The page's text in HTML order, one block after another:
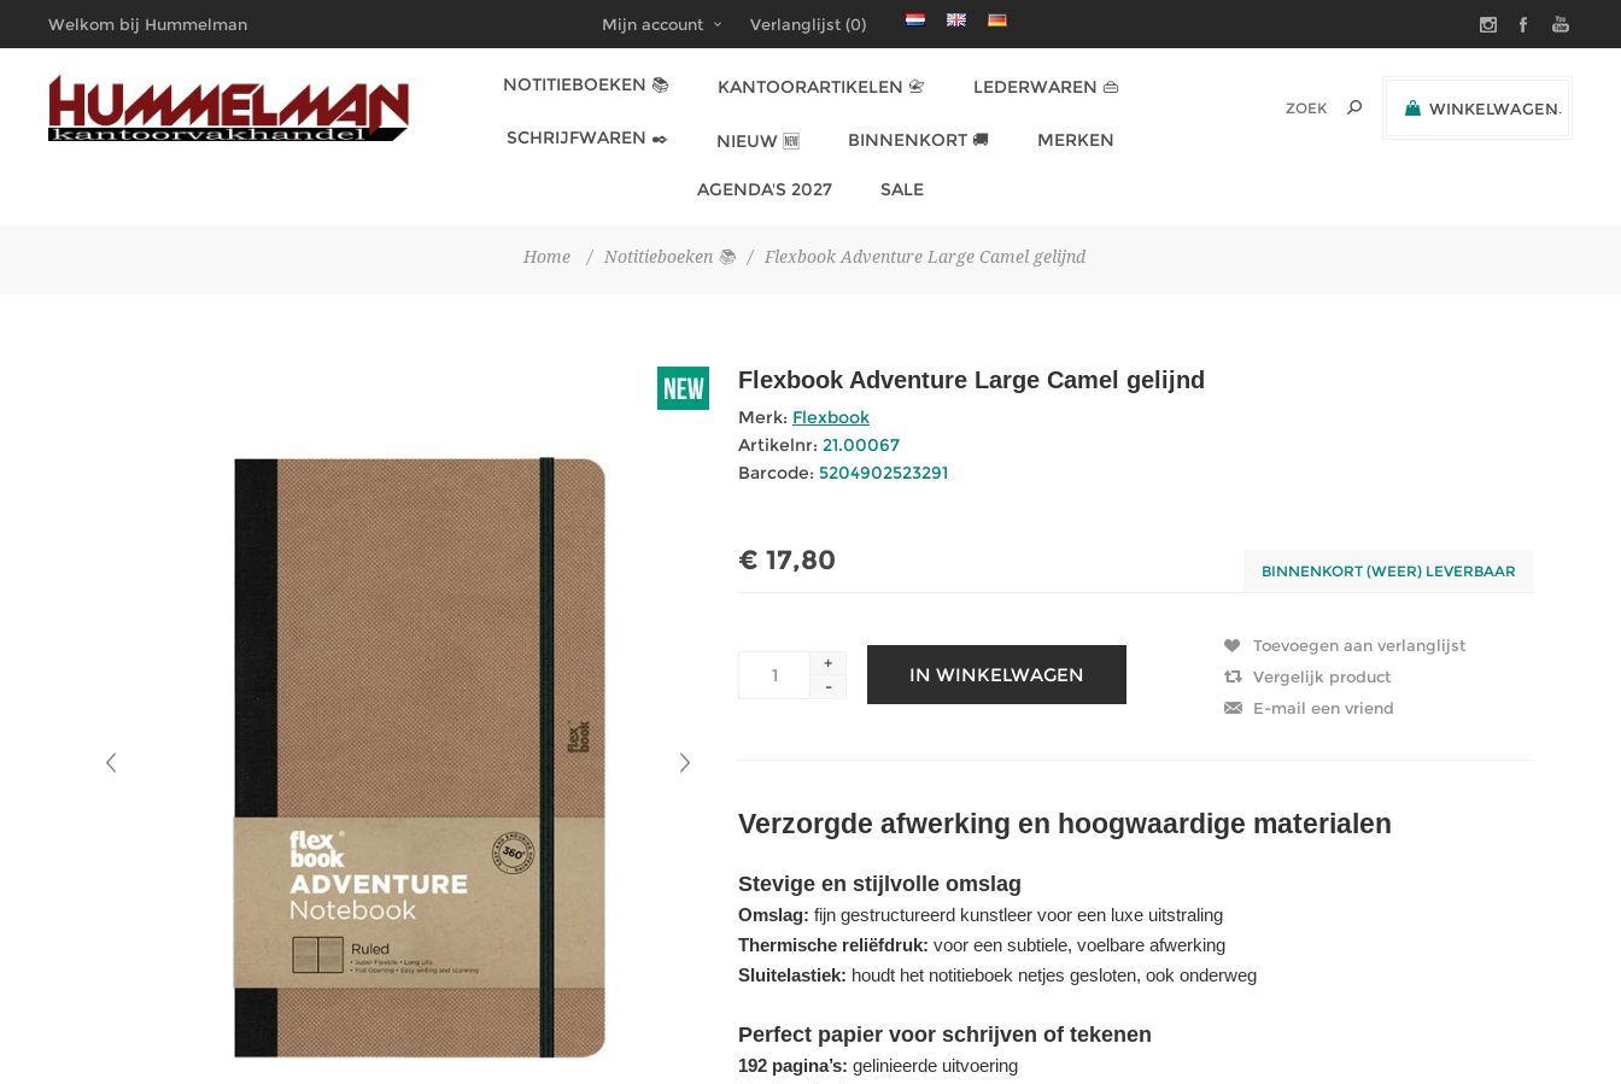
Welkom bij Hummelman
Kantoorvakhandel
Mijn account Verlanglijst (0)
WINKELWAGEN
NOTITIEBOEKEN 📚 KANTOORARTIKELEN 📇 LEDERWAREN 👜
SCHRIJFWAREN ✒️ NIEUW 🆕 BINNENKORT 🚚 MERKEN
AGENDA'S 2027 SALE
Home / Notitieboeken 📚 / Flexbook Adventure Large Camel gelijnd
Flexbook Adventure Large Camel gelijnd
Merk: Flexbook
Artikelnr: 21.00067
Barcode: 5204902523291
€ 17,80 BINNENKORT (WEER) LEVERBAAR
+
-
Verzorgde afwerking en hoogwaardige materialen
Stevige en stijlvolle omslag
Omslag: fijn gestructureerd kunstleer voor een luxe uitstraling
Thermische reliëfdruk: voor een subtiele, voelbare afwerking
Sluitelastiek: houdt het notitieboek netjes gesloten, ook onderweg
Perfect papier voor schrijven of tekenen
192 pagina’s: gelinieerde uitvoering